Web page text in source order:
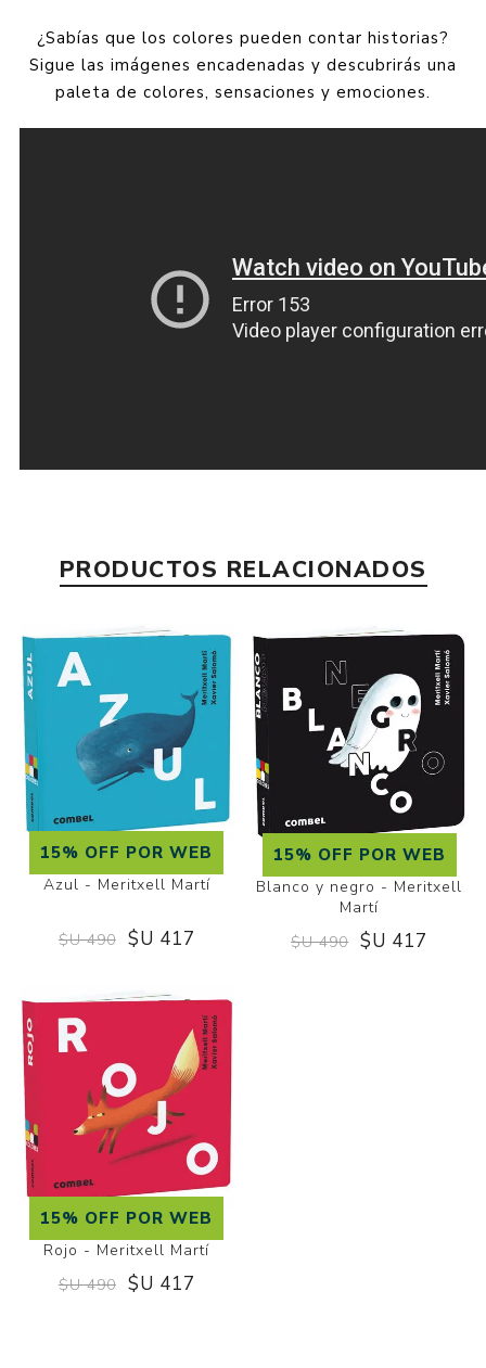
¿Sabías que los colores pueden contar historias?
Sigue las imágenes encadenadas y descubrirás una
paleta de colores, sensaciones y emociones.
PRODUCTOS RELACIONADOS
15% OFF POR WEB
Azul - Meritxell Martí
$U 490 $U 417
15% OFF POR WEB
Blanco y negro - Meritxell
Martí
$U 490 $U 417
15% OFF POR WEB
Rojo - Meritxell Martí
$U 490 $U 417